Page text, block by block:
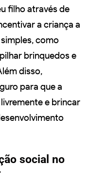
filho através de
a criança a
como
brinquedos e
disso,
para que a
e brincar
social no